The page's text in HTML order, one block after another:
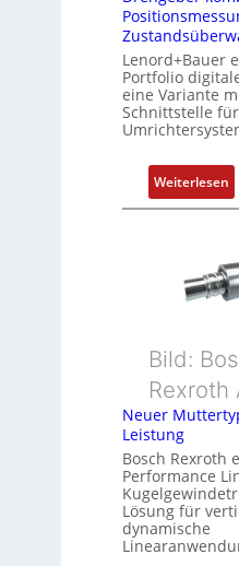
b
i
i
e
r
P
o
s
i
o
m
s
u
n
g
n
Lenord+Bauer
Portfolio
eine Variante
Schnittstelle
Weiterlesen:
D
h
g
e
k
m
b
i
i
Bild:
Rexroth
Neuer
Leistung
Bosch Rexroth
Performance
Lösung für
dynamische